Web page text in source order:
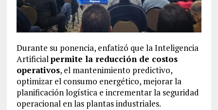
Durante su ponencia, enfatizó que la Inteligencia
Artificialpermite la reducción de costos
operativos, el mantenimiento predictivo,
optimizar el consumo energético, mejorar la
planificación logística e incrementar la seguridad
operacional en las plantas industriales.